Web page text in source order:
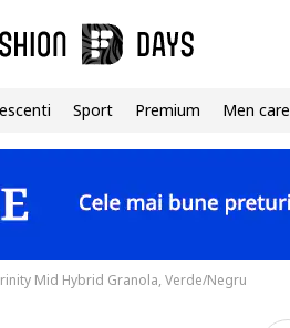
Sport Premium Men care
Mid Hybrid Granola, Verde/Negru